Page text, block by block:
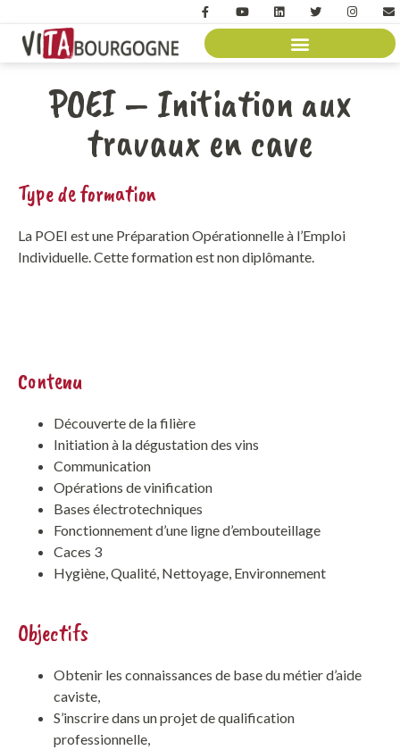
POEI – Initiation aux
travaux en cave
Type de formation
La POEI est une Préparation Opérationnelle à l’Emploi
Individuelle. Cette formation est non diplômante.
Contenu
Découverte de la filière
Initiation à la dégustation des vins
Communication
Opérations de vinification
Bases électrotechniques
Fonctionnement d’une ligne d’embouteillage
Caces 3
Hygiène, Qualité, Nettoyage, Environnement
Objectifs
Obtenir les connaissances de base du métier d’aide
caviste,
S’inscrire dans un projet de qualification
professionnelle,